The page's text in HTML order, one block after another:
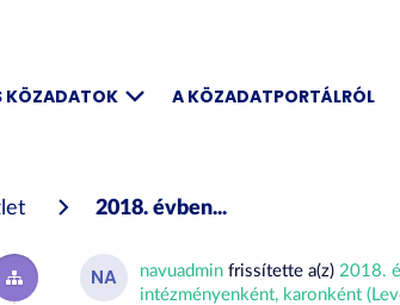
KÖZADATOK A KÖZADATPORTÁLRÓL
2018. évben...
NA navuadmin frissítette a(z) 2018.
intézményenként, karonként